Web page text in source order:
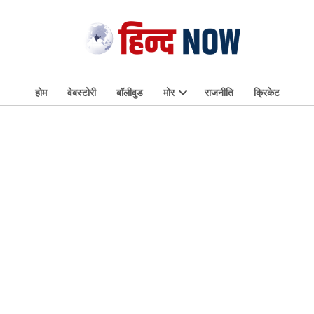
होम वेबस्टोरी बॉलीवुड मोर
Open
राजनीति क्रिकेट